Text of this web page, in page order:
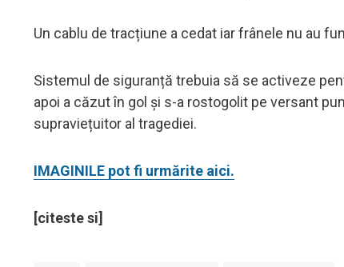
Un cablu de tracțiune a cedat iar frânele nu au
Sistemul de siguranță trebuia să se activeze
apoi a căzut în gol și s-a rostogolit pe versant
supraviețuitor al tragediei.
IMAGINILE pot fi urmărite aici.
[citeste si]